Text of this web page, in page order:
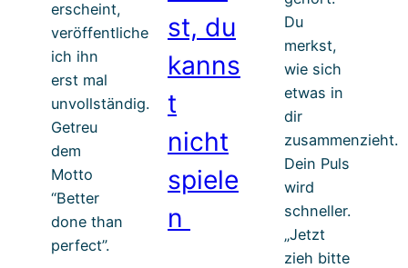
erscheint,
veröffentliche
ich ihn
erst mal
unvollständig.
Getreu
dem
Motto
“Better
done than
perfect”.
st, du
kanns
t
nicht
spiele
n
Du
merkst,
wie sich
etwas in
dir
zusammenzieht.
Dein Puls
wird
schneller.
„Jetzt
zieh bitte